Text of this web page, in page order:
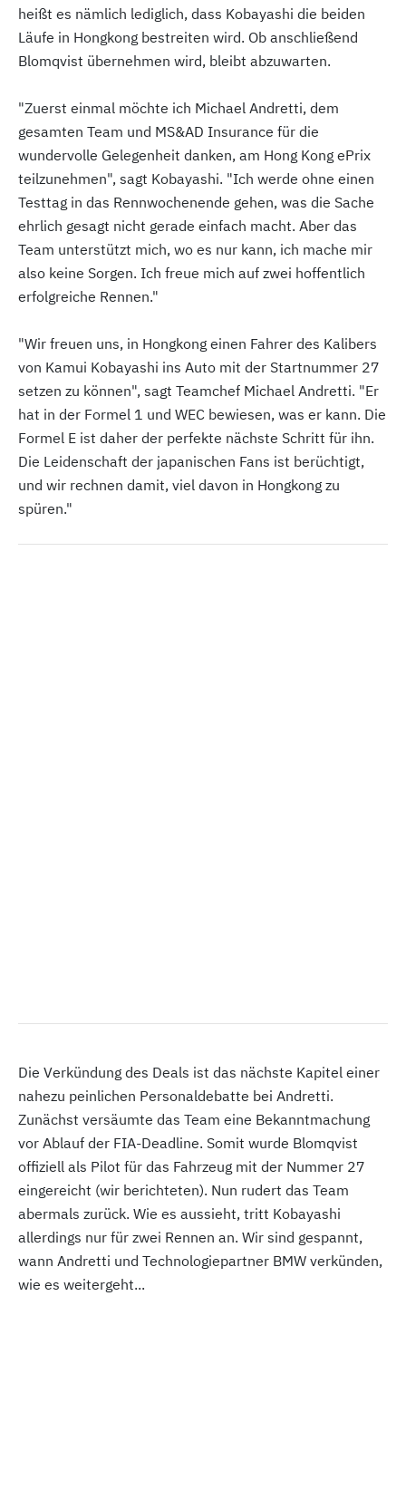
heißt es nämlich lediglich, dass Kobayashi die beiden
Läufe in Hongkong bestreiten wird. Ob anschließend
Blomqvist übernehmen wird, bleibt abzuwarten.
"Zuerst einmal möchte ich Michael Andretti, dem
gesamten Team und MS&AD Insurance für die
wundervolle Gelegenheit danken, am Hong Kong ePrix
teilzunehmen", sagt Kobayashi. "Ich werde ohne einen
Testtag in das Rennwochenende gehen, was die Sache
ehrlich gesagt nicht gerade einfach macht. Aber das
Team unterstützt mich, wo es nur kann, ich mache mir
also keine Sorgen. Ich freue mich auf zwei hoffentlich
erfolgreiche Rennen."
"Wir freuen uns, in Hongkong einen Fahrer des Kalibers
von Kamui Kobayashi ins Auto mit der Startnummer 27
setzen zu können", sagt Teamchef Michael Andretti. "Er
hat in der Formel 1 und WEC bewiesen, was er kann. Die
Formel E ist daher der perfekte nächste Schritt für ihn.
Die Leidenschaft der japanischen Fans ist berüchtigt,
und wir rechnen damit, viel davon in Hongkong zu
spüren."
Die Verkündung des Deals ist das nächste Kapitel einer
nahezu peinlichen Personaldebatte bei Andretti.
Zunächst versäumte das Team eine Bekanntmachung
vor Ablauf der FIA-Deadline. Somit wurde Blomqvist
offiziell als Pilot für das Fahrzeug mit der Nummer 27
eingereicht (wir berichteten). Nun rudert das Team
abermals zurück. Wie es aussieht, tritt Kobayashi
allerdings nur für zwei Rennen an. Wir sind gespannt,
wann Andretti und Technologiepartner BMW verkünden,
wie es weitergeht...